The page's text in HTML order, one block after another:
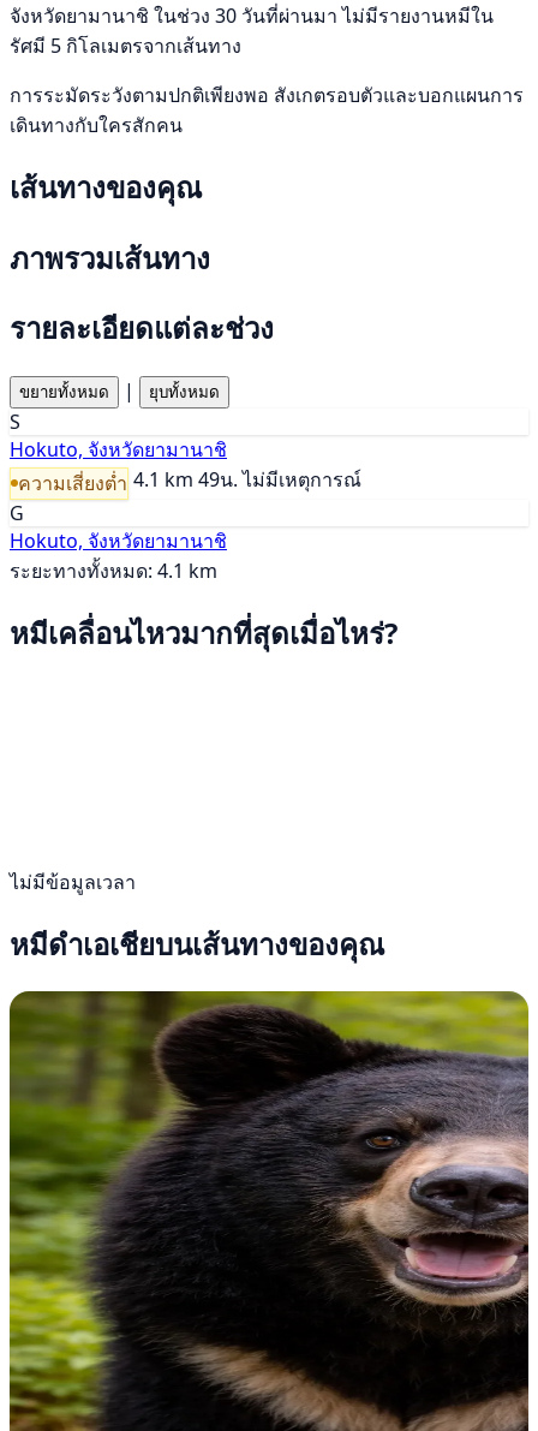
จังหวัดยามานาชิ ในช่วง 30 วันที่ผ่านมา ไม่มีรายงานหมีใน
รัศมี 5 กิโลเมตรจากเส้นทาง
การระมัดระวังตามปกติเพียงพอ สังเกตรอบตัวและบอกแผนการ
เดินทางกับใครสักคน
เส้นทางของคุณ
ภาพรวมเส้นทาง
รายละเอียดแต่ละช่วง
ขยายทั้งหมด | ยุบทั้งหมด
S
Hokuto, จังหวัดยามานาชิ
ความเสี่ยงต่ำ 4.1 km 49น. ไม่มีเหตุการณ์
G
Hokuto, จังหวัดยามานาชิ
ระยะทางทั้งหมด: 4.1 km
หมีเคลื่อนไหวมากที่สุดเมื่อไหร่?
ไม่มีข้อมูลเวลา
หมีดำเอเชียบนเส้นทางของคุณ